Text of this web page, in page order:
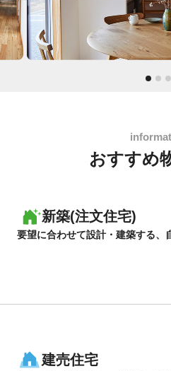
おすすめ
新築(注文住宅)
要望に合わせて設計・建築する、
建売住宅